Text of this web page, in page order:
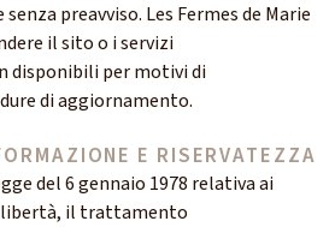
preavviso. Les Fermes de Marie
il sito o i servizi
disponibili per motivi di
di aggiornamento.
E RISERVATEZZA
del 6 gennaio 1978 relativa ai
libertà, il trattamento